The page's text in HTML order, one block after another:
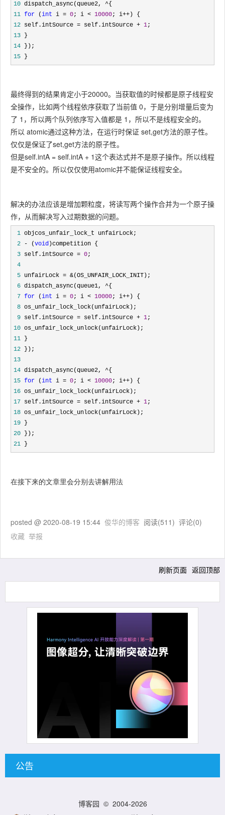
10 dispatch_async(queue2, ^
11 for (int i = 0; i < 10000; i++
12 self.intSource = self.intSource + 1
13
14
15 }
最终得到的结果肯定小于20000。当获取值的时候都是原子线程安
全操作，比如两个线程依序获取了当前值 0，于是分别增量后变为
了 1，所以两个队列依序写入值都是 1，所以不是线程安全的。
所以 atomic通过这种方法，在运行时保证 set,get方法的原子性。
仅仅是保证了set,get方法的原子性。
但是self.intA = self.intA + 1这个表达式并不是原子操作。所以线程
是不安全的。所以仅仅使用atomic并不能保证线程安全。
解决的办法应该是增加颗粒度，将读写两个操作合并为一个原子操
作，从而解决写入过期数据的问题。
1
2 - (void
3 self.intSource = 0
4
5 unfairLock = &
6 dispatch_async(queue1, ^
7 for (int i = 0; i < 10000; i++
8
9 self.intSource = self.intSource + 1
10
11
12
13
14 dispatch_async(queue2, ^
15 for (int i = 0; i < 10000; i++
16
17 self.intSource = self.intSource + 1
18
19
20
21 }
在接下来的文章里会分别去讲解用法
posted @ 2020-08-19 15:44 俊华的博客 阅读(511) 评论(0)
收藏 举报
刷新页面 返回顶部
公告
博客园 © 2004-2026